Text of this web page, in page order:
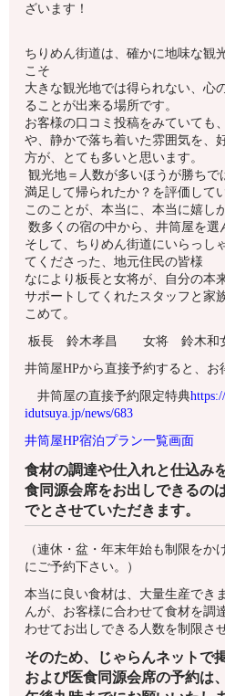
ざいます！
ちりめん街道は、確かに地味な観
こそ
大きな観光地では得られない、心
ることが出来る場所です。
お客様の口コミ投稿をみていても
や、静かで落ち着いた雰囲気を、
方が、とても多いと思います。
観光地＝人数が多いほうが勝ちで
満足して帰られたか？を評価して
このことが、本当に、本当に嬉し
数多くの宿の中から、井筒屋を選
そして、ちりめん街道にいらっし
てくださった、地元住民の皆様
なにより板長と女将が、自分の本
サポートしてくれたスタッフと家
こめて。
板長 鈴木孝昌 女将 鈴木和
井筒屋HPから直接予約すると、お
井筒屋の直接予約限定特典
idutsuya.jp/news/683
井筒屋HP宿泊プラン一覧画面
食材の調達や仕入れと仕込み
食同源会席をお出しできるの
でとさせていただきます。
（連休・盆・年末年始も制限をか
にご予約下さい。）
本当に良い食材は、大量生産でき
んが、お客様に合わせて食材を調
わせてお出しできる人数を制限さ
そのため、じゃらんネットで
および医食同源会席の予約は